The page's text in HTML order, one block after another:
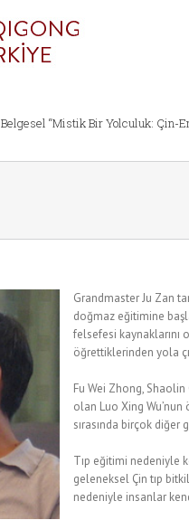
Belgesel “Mistik Bir Yolculuk: Çin-
Grandmaster Ju Zan
doğmaz eğitimine
felsefesi kaynaklarını
öğrettiklerinden yola
Fu Wei Zhong, Shaolin
olan Luo Xing
sırasında birçok
Tıp eğitimi nedeniyle
geleneksel Çin tıp
nedeniyle insanlar